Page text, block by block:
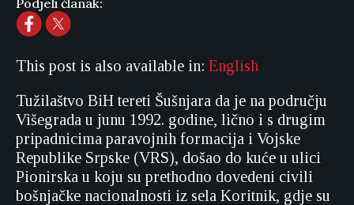
Podjeli članak:
This post is also available in: English
Tužilaštvo BiH tereti Šušnjara da je na području
Višegrada u junu 1992. godine, lično i s drugim
pripadnicima paravojnih formacija i Vojske
Republike Srpske (VRS), došao do kuće u ulici
Pionirska u koju su prethodno dovedeni civili
bošnjačke nacionalnosti iz sela Koritnik, gdje su